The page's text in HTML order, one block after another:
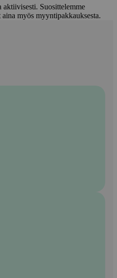
Suosittelemme
myös myyntipakkauksesta.